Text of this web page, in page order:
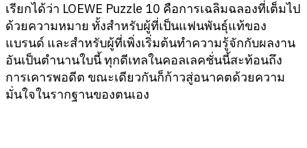
เรียกได้ว่า LOEWE Puzzle 10 คือการเฉลิมฉลองที่เต็มไป
ด้วยความหมาย ทั้งสำหรับผู้ที่เป็นแฟนพันธุ์แท้ของ
แบรนด์ และสำหรับผู้ที่เพิ่งเริ่มต้นทำความรู้จักกับผลงาน
อันเป็นตำนานใบนี้ ทุกดีเทลในคอลเลคชั่นนี้สะท้อนถึง
การเคารพอดีต ขณะเดียวกันก็ก้าวสู่อนาคตด้วยความ
มั่นใจในรากฐานของตนเอง